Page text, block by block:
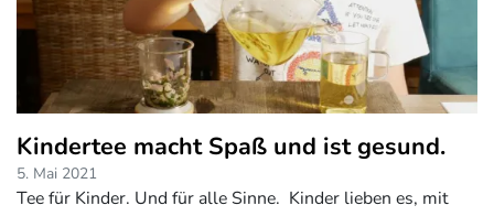
Kindertee macht Spaß und ist gesund.
5. Mai 2021
Tee für Kinder. Und für alle Sinne. Kinder lieben es, mit